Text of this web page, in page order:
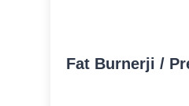
Fat Burnerji /